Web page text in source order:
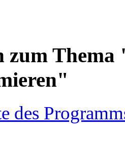
Thema
des